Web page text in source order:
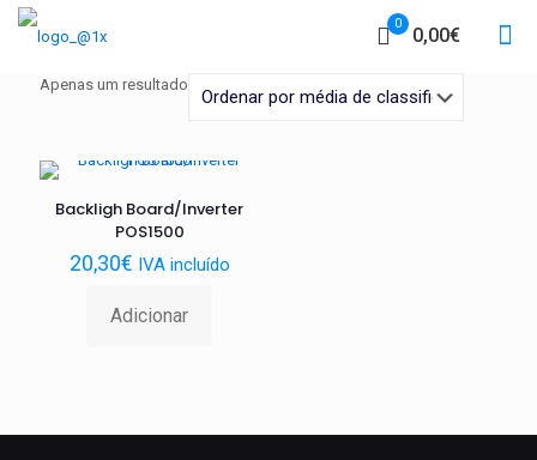
0
0,00€
Apenas um resultado
Backligh Board/Inverter
POS1500
20,30€ IVA incluído
Adicionar